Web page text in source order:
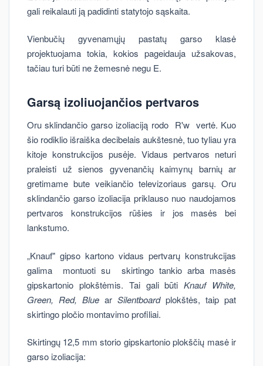
gali reikalauti ją padidinti statytojo sąskaita.
Vienbučių gyvenamųjų pastatų garso klasė
projektuojama tokia, kokios pageidauja užsakovas,
tačiau turi būti ne žemesnė negu E.
Garsą izoliuojančios pertvaros
Oru sklindančio garso izoliaciją rodo R'w vertė. Kuo
šio rodiklio išraiška decibelais aukštesnė, tuo tyliau yra
kitoje konstrukcijos pusėje. Vidaus pertvaros neturi
praleisti už sienos gyvenančių kaimynų barnių ar
gretimame bute veikiančio televizoriaus garsų. Oru
sklindančio garso izoliacija priklauso nuo naudojamos
pertvaros konstrukcijos rūšies ir jos masės bei
lankstumo.
„Knauf" gipso kartono vidaus pertvarų konstrukcijas
galima montuoti su skirtingo tankio arba masės
gipskartonio plokštėmis. Tai gali būtiKnauf White,
Green, Red, Blue ar Silentboardplokštės, taip pat
skirtingo pločio montavimo profiliai.
Skirtingų 12,5 mm storio gipskartonio plokščių masė ir
garso izoliacija: